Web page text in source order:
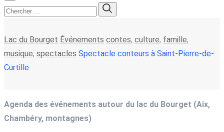
Lac du Bourget Événements contes, culture, famille,
musique, spectacles Spectacle conteurs à Saint-Pierre-de-
Curtille
Agenda des événements autour du lac du Bourget (Aix,
Chambéry, montagnes)